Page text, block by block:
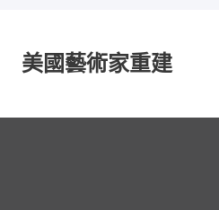
美國藝術家重建